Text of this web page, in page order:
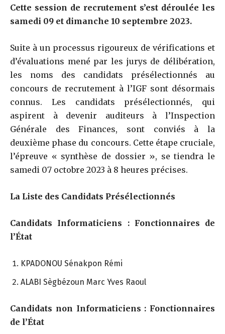
Cette session de recrutement s’est déroulée les
samedi 09 et dimanche 10 septembre 2023.
Suite à un processus rigoureux de vérifications et
d’évaluations mené par les jurys de délibération,
les noms des candidats présélectionnés au
concours de recrutement à l’IGF sont désormais
connus. Les candidats présélectionnés, qui
aspirent à devenir auditeurs à l’Inspection
Générale des Finances, sont conviés à la
deuxième phase du concours. Cette étape cruciale,
l’épreuve « synthèse de dossier », se tiendra le
samedi 07 octobre 2023 à 8 heures précises.
La Liste des Candidats Présélectionnés
Candidats Informaticiens : Fonctionnaires de
l’État
KPADONOU Sénakpon Rémi
ALABI Sègbézoun Marc Yves Raoul
Candidats non Informaticiens : Fonctionnaires
de l’État